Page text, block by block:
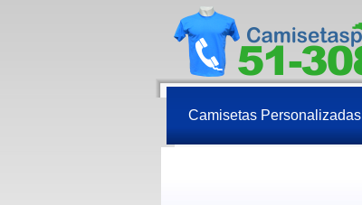
Camisetas Personalizadas